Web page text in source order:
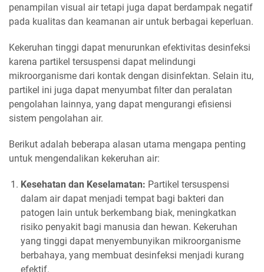
penampilan visual air tetapi juga dapat berdampak negatif
pada kualitas dan keamanan air untuk berbagai keperluan.
Kekeruhan tinggi dapat menurunkan efektivitas desinfeksi
karena partikel tersuspensi dapat melindungi
mikroorganisme dari kontak dengan disinfektan. Selain itu,
partikel ini juga dapat menyumbat filter dan peralatan
pengolahan lainnya, yang dapat mengurangi efisiensi
sistem pengolahan air.
Berikut adalah beberapa alasan utama mengapa penting
untuk mengendalikan kekeruhan air:
Kesehatan dan Keselamatan: Partikel tersuspensi
dalam air dapat menjadi tempat bagi bakteri dan
patogen lain untuk berkembang biak, meningkatkan
risiko penyakit bagi manusia dan hewan. Kekeruhan
yang tinggi dapat menyembunyikan mikroorganisme
berbahaya, yang membuat desinfeksi menjadi kurang
efektif.